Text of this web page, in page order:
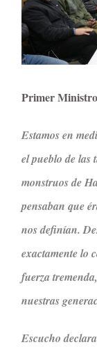
Primer
Estamos en
el pueblo de las
monstruos de
pensaban que
nos definían.
exactamente lo
fuerza
nuestras
Escucho